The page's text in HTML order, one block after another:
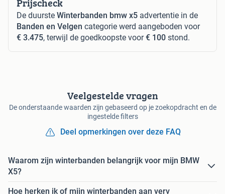
Prijscheck
De duurste Winterbanden bmw x5 advertentie in de
Banden en Velgen categorie werd aangeboden voor
€ 3.475, terwijl de goedkoopste voor€ 100 stond.
Veelgestelde vragen
De onderstaande waarden zijn gebaseerd op je zoekopdracht en de
ingestelde filters
Deel opmerkingen over deze FAQ
Waarom zijn winterbanden belangrijk voor mijn BMW
X5?
Hoe herken ik of mijn winterbanden aan verv